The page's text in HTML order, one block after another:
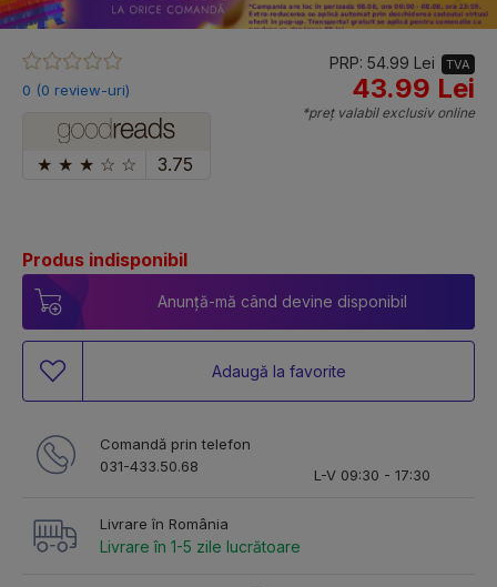
0 (0 review-uri)
★ ★ ★ ☆ ☆ 3.75
PRP: 54.99 Lei TVA
43.99 Lei
*preț valabil exclusiv online
Produs indisponibil
Anunță-mă când devine disponibil
Adaugă la favorite
Comandă prin telefon
031-433.50.68
L-V 09:30 - 17:30
Livrare în România
Livrare în 1-5 zile lucrătoare